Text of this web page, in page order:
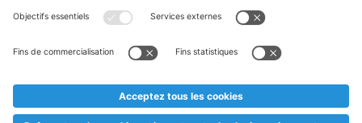
Textes marqués d'un astérisque et mentions légales
* Nous vendons ces articles temporairement et jusqu'à
au cas où, malgré le planning bien étudié, nous serions
prématurément en rupture de stock. Prix Recupel et TVA incl.
** Sur ce site, l’utilisation de la forme masculine a été adoptée